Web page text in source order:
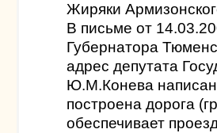
Жиряки
В письме от
Губернатора
адрес депутата
Ю.М.Конева
построена дорога
обеспечивает